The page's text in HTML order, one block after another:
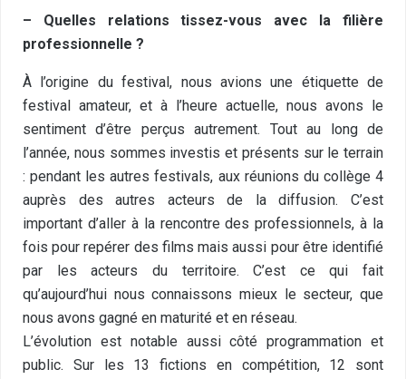
– Quelles relations tissez-vous avec la filière
professionnelle ?
À l’origine du festival, nous avions une étiquette de
festival amateur, et à l’heure actuelle, nous avons le
sentiment d’être perçus autrement. Tout au long de
l’année, nous sommes investis et présents sur le terrain
: pendant les autres festivals, aux réunions du collège 4
auprès des autres acteurs de la diffusion. C’est
important d’aller à la rencontre des professionnels, à la
fois pour repérer des films mais aussi pour être identifié
par les acteurs du territoire. C’est ce qui fait
qu’aujourd’hui nous connaissons mieux le secteur, que
nous avons gagné en maturité et en réseau.
L’évolution est notable aussi côté programmation et
public. Sur les 13 fictions en compétition, 12 sont